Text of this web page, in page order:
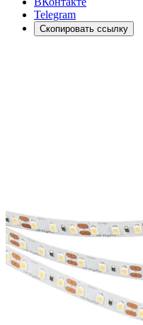
Telegram
Скопировать ссылку